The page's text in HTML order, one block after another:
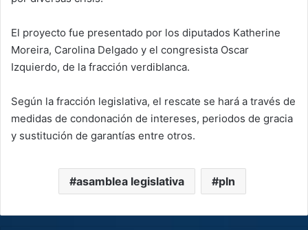
El proyecto fue presentado por los diputados Katherine
Moreira, Carolina Delgado y el congresista Oscar
Izquierdo, de la fracción verdiblanca.
Según la fracción legislativa, el rescate se hará a través de
medidas de condonación de intereses, periodos de gracia
y sustitución de garantías entre otros.
asamblea legislativa pln